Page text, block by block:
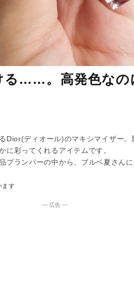
る……。高発色なの
Dior(ディオール)のマキシマイザー
に彩ってくれるアイテムです。
プランパーの中から、ブルベ夏さん
ます
― 広告 ―